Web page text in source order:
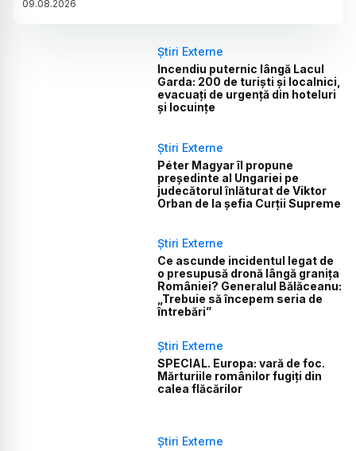
09.08.2026
Știri Externe
Incendiu puternic lângă Lacul
Garda: 200 de turiști și localnici,
evacuați de urgență din hoteluri
și locuințe
Știri Externe
Péter Magyar îl propune
președinte al Ungariei pe
judecătorul înlăturat de Viktor
Orban de la șefia Curții Supreme
Știri Externe
Ce ascunde incidentul legat de
o presupusă dronă lângă granița
României? Generalul Bălăceanu:
„Trebuie să începem seria de
întrebări”
Știri Externe
SPECIAL. Europa: vară de foc.
Mărturiile românilor fugiți din
calea flăcărilor
Știri Externe